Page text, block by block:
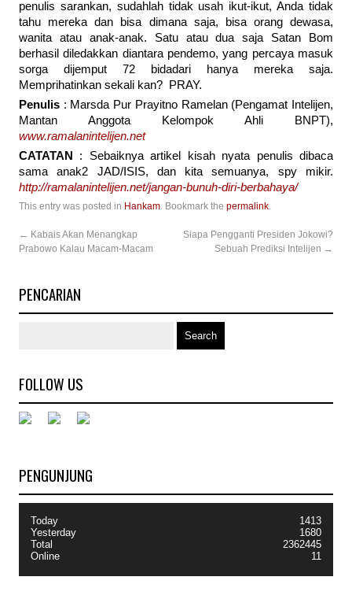
penulis sarankan, sudahlah tidak usah ikut-ikut, Anda tidak
tahu mereka dan bisa dimana saja, bisa orang dewasa,
wanita atau anak-anak. Satu atau dua saja Satan Bom
berhasil diledakkan diantara pendemo, yang percaya masuk
sorga dijemput 72 bidadari hanya mereka saja.
Memprihatinkan sekali kan? PRAY.
Penulis : Marsda Pur Prayitno Ramelan (Pengamat Intelijen,
Mantan Anggota Kelompok Ahli BNPT),
www.ramalanintelijen.net
CATATAN
: Sebaiknya artikel kisah nyata penulis dibaca
sama anak2 JAD/ISIS, dan kita semuanya, spy mikir.
http://ramalanintelijen.net/jangan-bunuh-diri-berbahaya/
This entry was posted in Hankam. Bookmark the permalink.
← Kabais Akan Menangkap
Prabowo Kalau Macam-Macam
Siapa Pengganti Presiden Jokowi?
Sebuah Prediksi Intelijen →
PENCARIAN
FOLLOW US
PENGUNJUNG
Today
Yesterday
Total
Online
1413
1680
2362445
11